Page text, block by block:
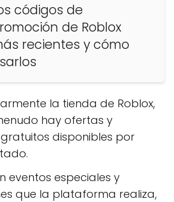
códigos de
de Roblox
recientes y cómo
la tienda de Roblox,
hay ofertas y
disponibles por
eventos especiales y
que la plataforma realiza,